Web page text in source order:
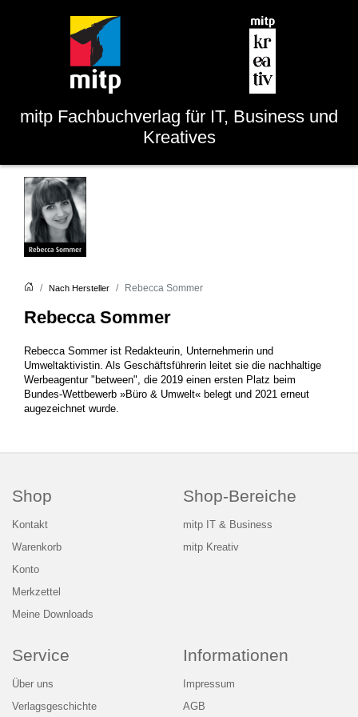
mitp Fachbuchverlag für IT, Business und
Kreatives
Nach Hersteller Rebecca Sommer
Rebecca Sommer
Rebecca Sommer ist Redakteurin, Unternehmerin und
Umweltaktivistin. Als Geschäftsführerin leitet sie die nachhaltige
Werbeagentur "between", die 2019 einen ersten Platz beim
Bundes-Wettbewerb »Büro & Umwelt« belegt und 2021 erneut
augezeichnet wurde.
Shop
Kontakt
Warenkorb
Konto
Merkzettel
Meine Downloads
Shop-Bereiche
mitp IT & Business
mitp Kreativ
Service
Über uns
Verlagsgeschichte
Informationen
Impressum
AGB